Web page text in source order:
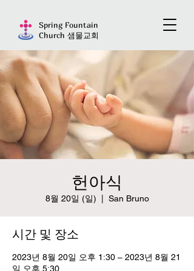
Spring Fountain
Church 샘물교회
헌아식
8월 20일 (일) San Bruno
시간 및 장소
2023년 8월 20일 오후 1:30 – 2023년 8월 21
일 오후 5:30